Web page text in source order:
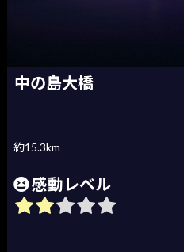
中の島大橋
約15.3km
感動レベル